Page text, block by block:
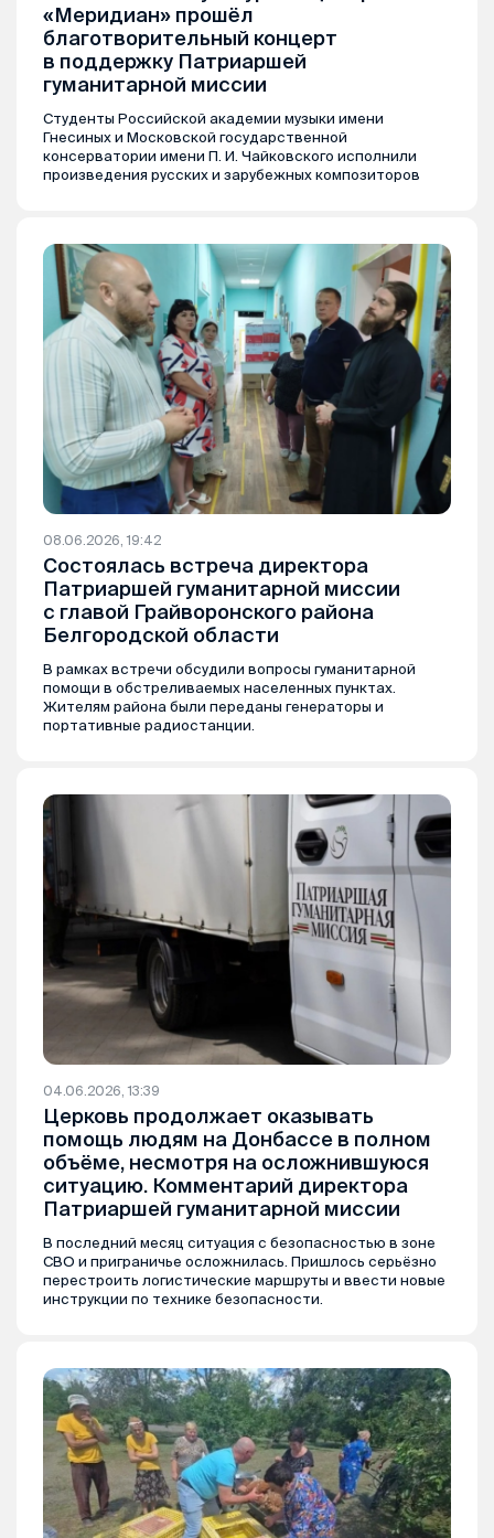
«Меридиан» прошёл
благотворительный концерт
в поддержку Патриаршей
гуманитарной миссии
Студенты Российской академии музыки имени
Гнесиных и Московской государственной
консерватории имени П. И. Чайковского исполнили
произведения русских и зарубежных композиторов
08.06.2026, 19:42
Состоялась встреча директора
Патриаршей гуманитарной миссии
с главой Грайворонского района
Белгородской области
В рамках встречи обсудили вопросы гуманитарной
помощи в обстреливаемых населенных пунктах.
Жителям района были переданы генераторы и
портативные радиостанции.
04.06.2026, 13:39
Церковь продолжает оказывать
помощь людям на Донбассе в полном
объёме, несмотря на осложнившуюся
ситуацию. Комментарий директора
Патриаршей гуманитарной миссии
В последний месяц ситуация с безопасностью в зоне
СВО и приграничье осложнилась. Пришлось серьёзно
перестроить логистические маршруты и ввести новые
инструкции по технике безопасности.